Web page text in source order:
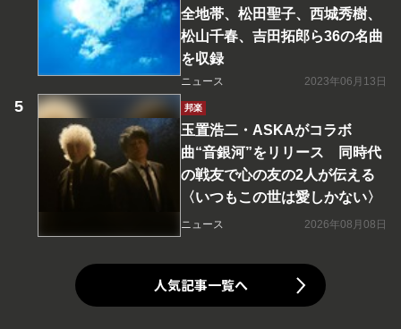
全地帯、松田聖子、西城秀樹、
松山千春、吉田拓郎ら36の名曲
を収録
ニュース 2023年06月13日
邦楽
玉置浩二・ASKAがコラボ
曲“音銀河”をリリース 同時代
の戦友で心の友の2人が伝える
〈いつもこの世は愛しかない〉
ニュース 2026年08月08日
人気記事一覧へ